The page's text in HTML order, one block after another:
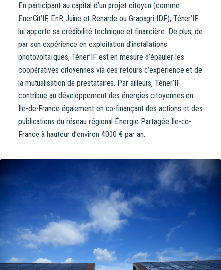
En participant au capital d’un projet citoyen (comme
EnerCit’IF, EnR Juine et Renarde ou Grapagri IDF), Téner’IF
lui apporte sa crédibilité technique et financière. De plus, de
par son expérience en exploitation d’installations
photovoltaïques, Téner’IF est en mesure d’épauler les
coopératives citoyennes via des retours d’expérience et de
la mutualisation de prestataires. Par ailleurs, Téner’IF
contribue au développement des énergies citoyennes en
Île-de-France également en co-finançant des actions et des
publications du réseau régional Énergie Partagée Île-de-
France à hauteur d’environ 4000 € par an.